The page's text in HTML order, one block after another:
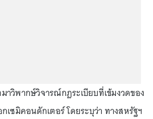
าวิพากษ์วิจารณ์กฎระเบียบที่เข้มงวดของ
เซมิคอนดักเตอร์ โดยระบุว่า ทางสหรัฐฯ